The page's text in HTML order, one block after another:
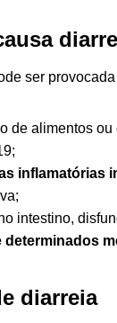
ser
de alimentos
inflamatórias
intestino,
determinados
diarreia